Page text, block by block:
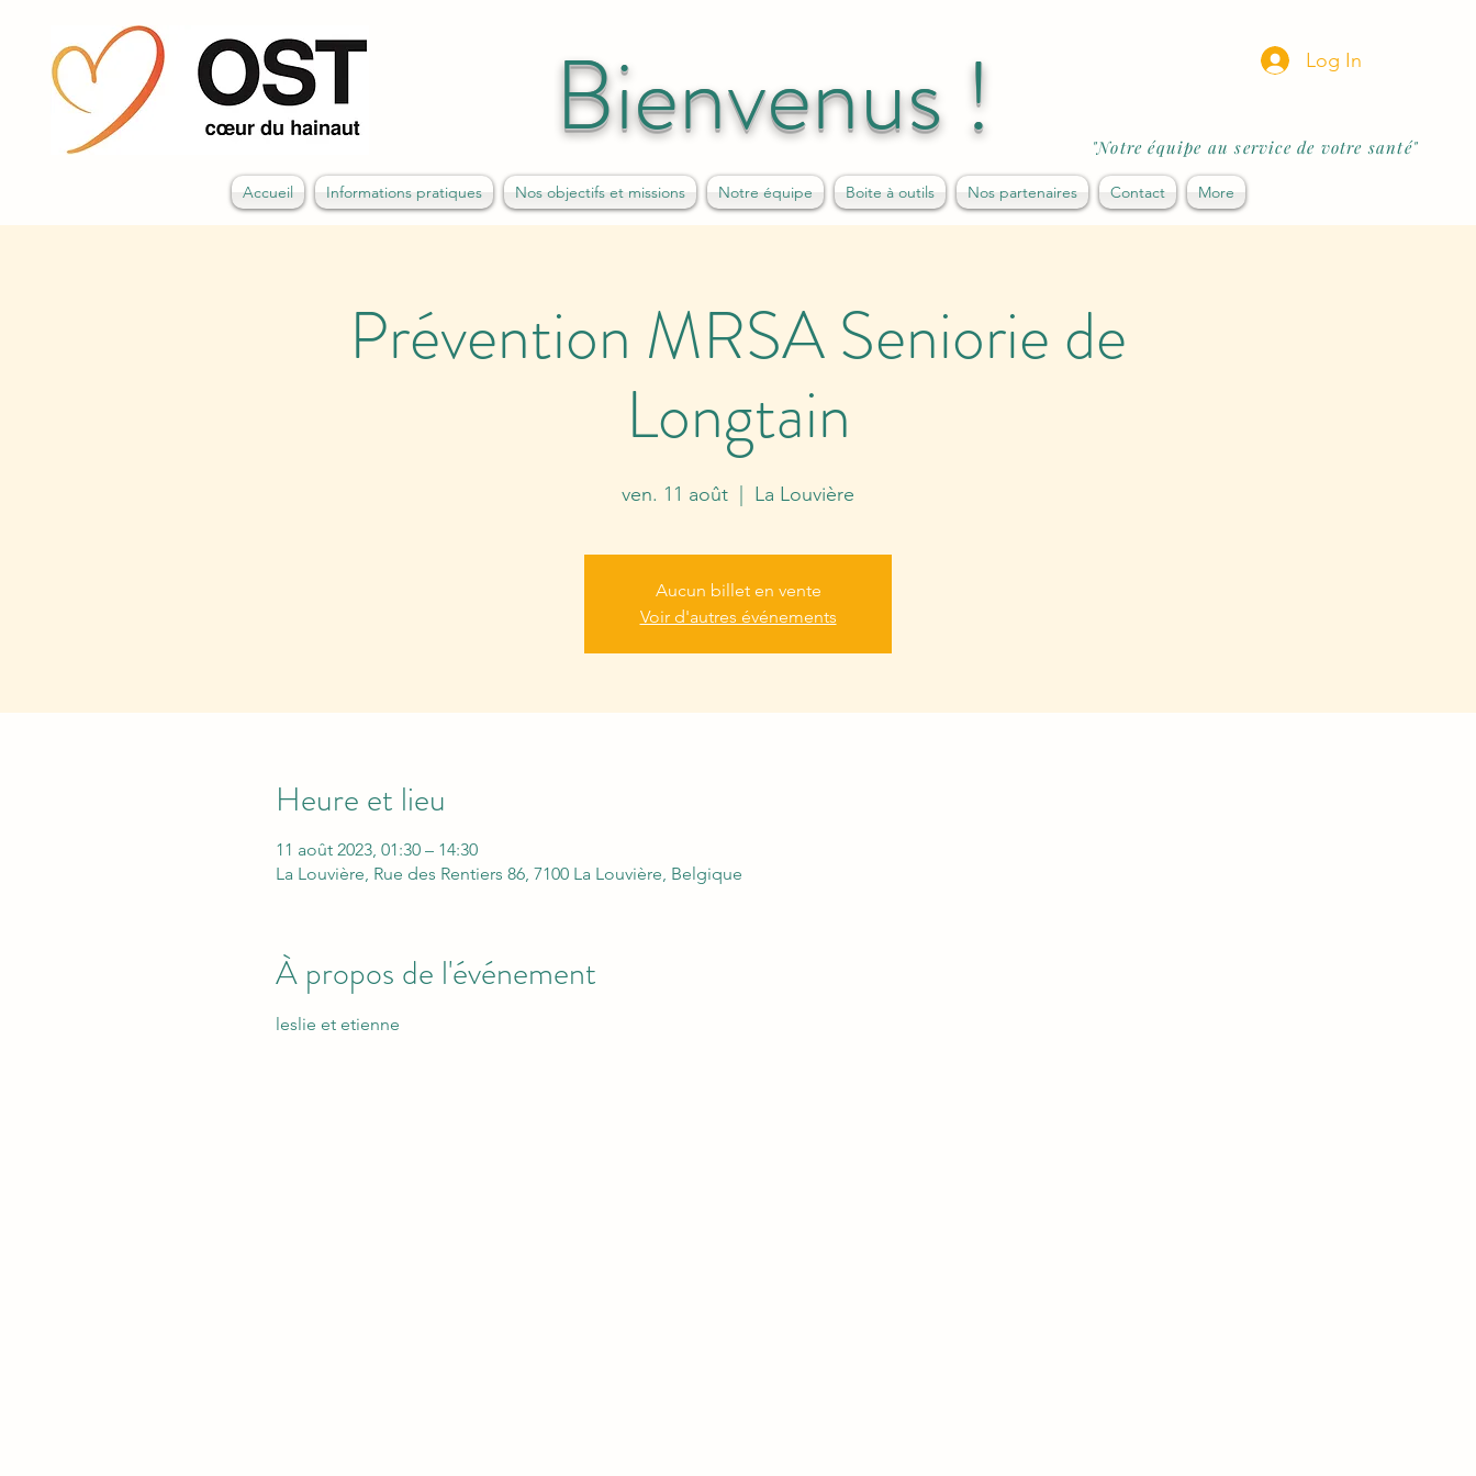
"Notre équipe au service de votre santé"
Accueil Informations pratiques Nos objectifs et missions Notre équipe Boite à outils Nos partenaires Contact More
Log In
Bienvenus !
Prévention MRSA Seniorie de
Longtain
ven. 11 août La Louvière
Aucun billet en vente
Voir d'autres événements
Heure et lieu
11 août 2023, 01:30 – 14:30
La Louvière, Rue des Rentiers 86, 7100 La Louvière, Belgique
À propos de l'événement
leslie et etienne